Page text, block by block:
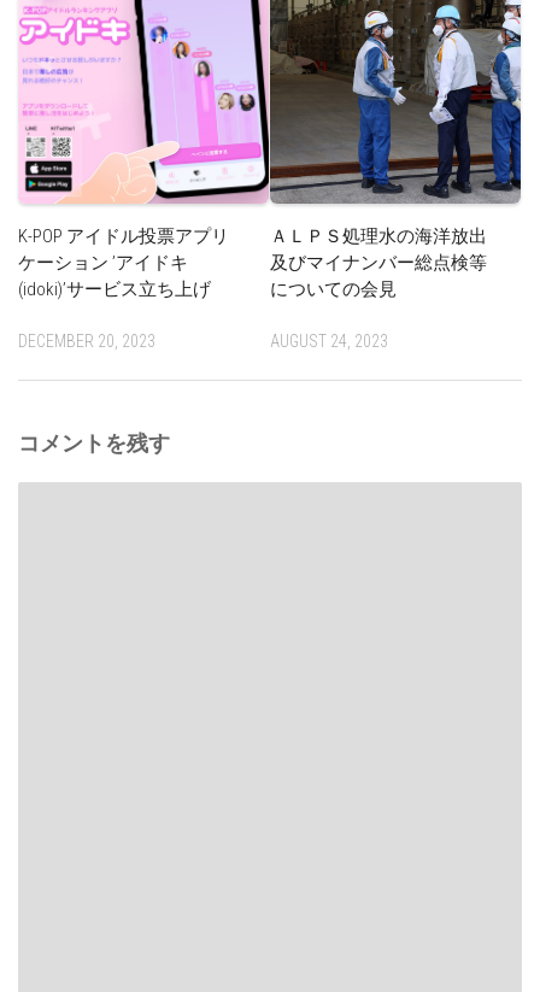
K-POP アイドル投票アプリ
ケーション ’アイドキ
(idoki)’サービス立ち上げ
DECEMBER 20, 2023
ＡＬＰＳ処理水の海洋放出
及びマイナンバー総点検等
についての会見
AUGUST 24, 2023
コメントを残す